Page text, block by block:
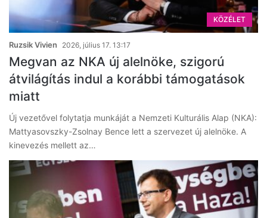
KÖZÉLET
Ruzsik Vivien 2026, július 17. 13:17
Megvan az NKA új alelnöke, szigorú
átvilágítás indul a korábbi támogatások
miatt
Új vezetővel folytatja munkáját a Nemzeti Kulturális Alap (NKA):
Mattyasovszky-Zsolnay Bence lett a szervezet új alelnöke. A
kinevezés mellett az…